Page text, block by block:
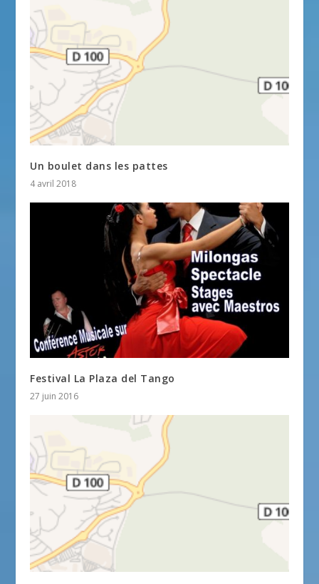
Un boulet dans les pattes
4 avril 2018
Festival La Plaza del Tango
27 juin 2016